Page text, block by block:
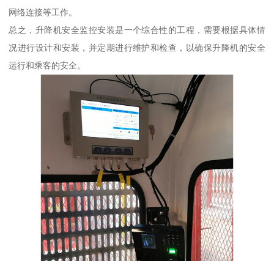
网络连接等工作。
总之，升降机安全监控安装是一个综合性的工程，需要根据具体情
况进行设计和安装，并定期进行维护和检查，以确保升降机的安全
运行和乘客的安全。